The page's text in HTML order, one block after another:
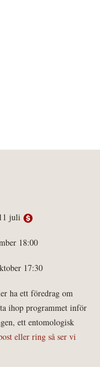
juli
18:00
17:30
ha ett föredrag om
ihop programmet inför
ett entomologisk
eller ring så ser vi